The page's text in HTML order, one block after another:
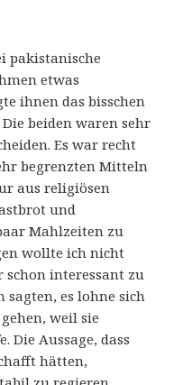
pakistanische
etwas
ihnen das bisschen
beiden waren sehr
Es war recht
begrenzten Mitteln
aus religiösen
und
Mahlzeiten zu
wollte ich nicht
schon interessant zu
sagten, es lohne sich
weil sie
Die Aussage, dass
hätten,